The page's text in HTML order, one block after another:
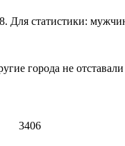
статистики:
города не
3406